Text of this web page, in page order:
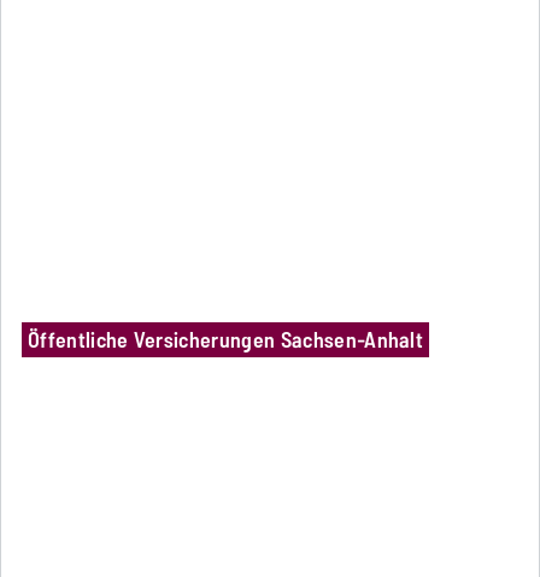
Öffentliche Versicherungen Sachsen-Anhalt